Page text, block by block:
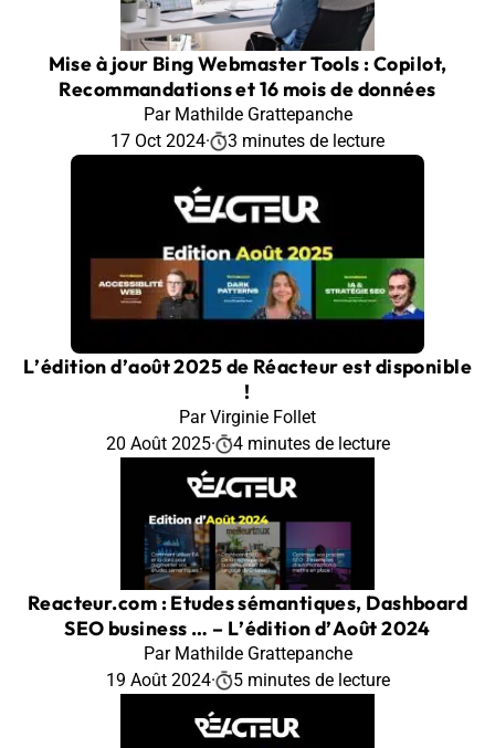
Mise à jour Bing Webmaster Tools : Copilot,
Recommandations et 16 mois de données
Par Mathilde Grattepanche
17 Oct 2024· 3 minutes de lecture
L’édition d’août 2025 de Réacteur est disponible
!
Par Virginie Follet
20 Août 2025· 4 minutes de lecture
Reacteur.com : Etudes sémantiques, Dashboard
SEO business … – L’édition d’Août 2024
Par Mathilde Grattepanche
19 Août 2024· 5 minutes de lecture